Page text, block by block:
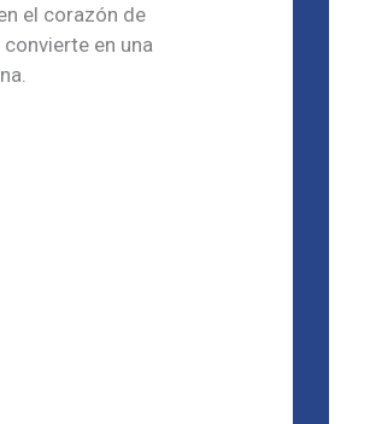
el corazón de
en una